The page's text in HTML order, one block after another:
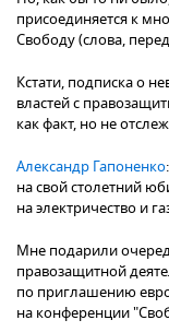
присоединяется к
Свободу (слова,
Кстати, подписка о
властей с
как факт, но не
Александр Гапоненко
на свой столетний
на электричество и
Мне подарили
правозащитной
по приглашению
на конференции